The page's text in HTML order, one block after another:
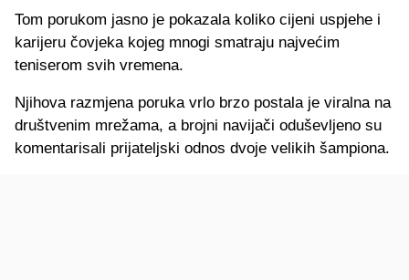
Tom porukom jasno je pokazala koliko cijeni uspjehe i
karijeru čovjeka kojeg mnogi smatraju najvećim
teniserom svih vremena.
Njihova razmjena poruka vrlo brzo postala je viralna na
društvenim mrežama, a brojni navijači oduševljeno su
komentarisali prijateljski odnos dvoje velikih šampiona.